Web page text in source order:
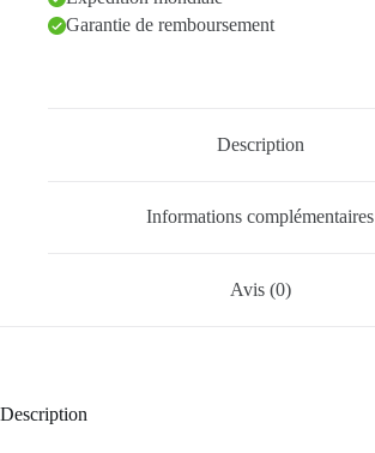
Garantie de remboursement
Description
Informations complémentaires
Avis (0)
Description